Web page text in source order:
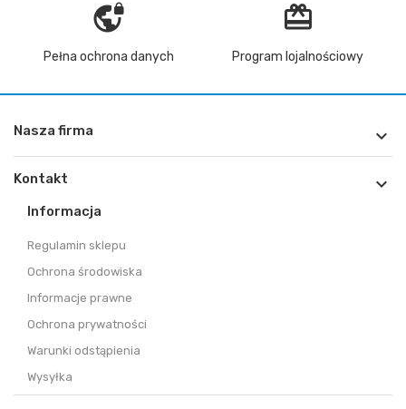
vpn_lock
Pełna ochrona danych
redeem
Program lojalnościowy
Nasza firma 
Kontakt 
Informacja
Regulamin sklepu
Ochrona środowiska
Informacje prawne
Ochrona prywatności
Warunki odstąpienia
Wysyłka